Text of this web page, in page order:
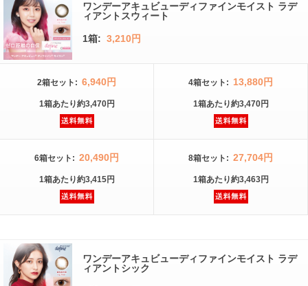
ワンデーアキュビューディファインモイスト ラデ
ィアントスウィート
1箱: 3,210円
2箱セット : 6,940円
1箱あたり約3,470円
4箱セット : 13,880円
1箱あたり約3,470円
6箱セット : 20,490円
1箱あたり約3,415円
8箱セット : 27,704円
1箱あたり約3,463円
ワンデーアキュビューディファインモイスト ラデ
ィアントシック